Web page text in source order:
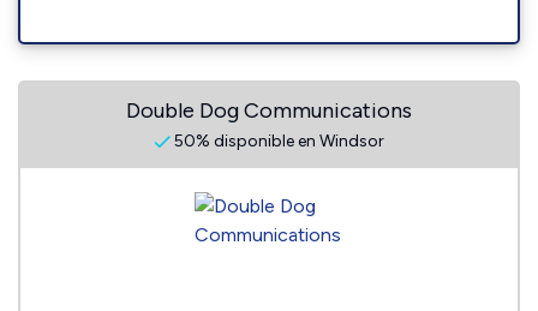
Double Dog Communications
50% disponible en Windsor